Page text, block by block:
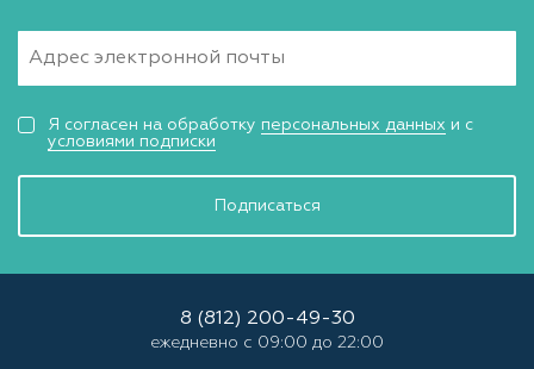
Подписаться
Я согласен на обработку персональных данных и с
условиями подписки
8 (812) 200-49-30
ежедневно с 09:00 до 22:00